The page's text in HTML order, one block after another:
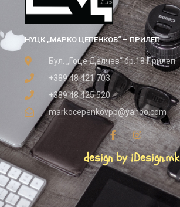
НУЦК „МАРКО ЦЕПЕНКОВ“ – ПРИЛЕП
Бул. „Гоце Делчев“ бр.18 Прилеп
+389 48 421 703
+389 48 425 520
markocepenkovpp@yahoo.com
design by iDesign.mk